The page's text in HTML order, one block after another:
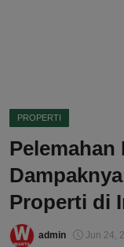
PROPERTI
Pelemahan
Properti di
admin Jun 24,